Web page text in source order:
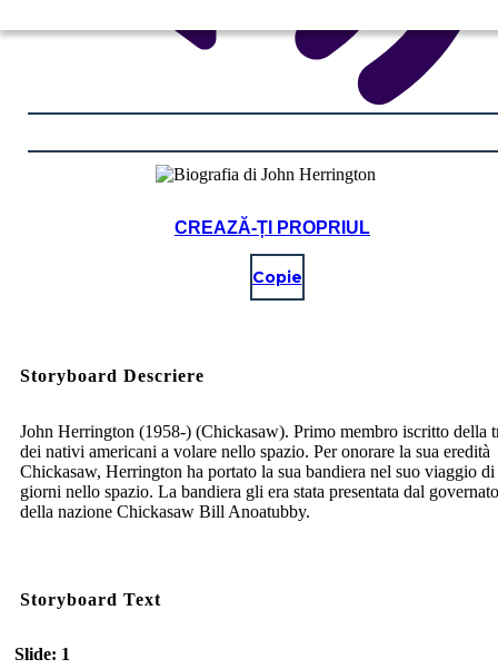
CREAZĂ-ȚI PROPRIUL
Copie
Storyboard Descriere
John Herrington (1958-) (Chickasaw). Primo membro iscritto della
dei nativi americani a volare nello spazio. Per onorare la sua eredità
Chickasaw, Herrington ha portato la sua bandiera nel suo viaggio
giorni nello spazio. La bandiera gli era stata presentata dal
della nazione Chickasaw Bill Anoatubby.
Storyboard Text
Slide: 1